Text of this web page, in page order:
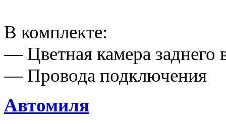
В комплекте:
— Цветная камера заднего
— Провода подключения
Автомиля